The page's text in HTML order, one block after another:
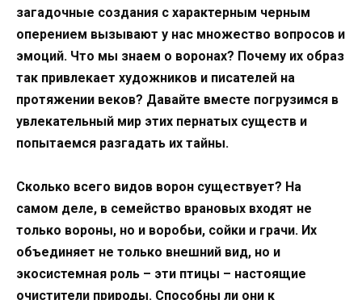
загадочные создания с характерным черным
оперением вызывают у нас множество вопросов и
эмоций. Что мы знаем о воронах? Почему их образ
так привлекает художников и писателей на
протяжении веков? Давайте вместе погрузимся в
увлекательный мир этих пернатых существ и
попытаемся разгадать их тайны.
Сколько всего видов ворон существует? На
самом деле, в семейство врановых входят не
только вороны, но и воробьи, сойки и грачи. Их
объединяет не только внешний вид, но и
экосистемная роль – эти птицы – настоящие
очистители природы. Способны ли они к